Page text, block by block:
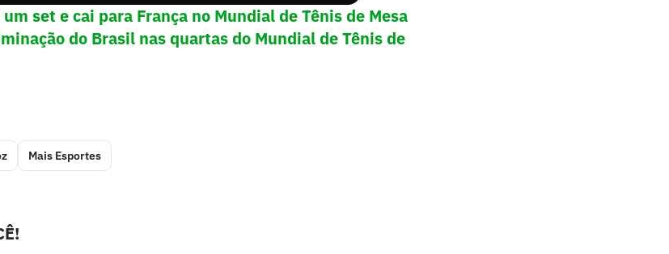
set e cai para França no Mundial de Tênis de Mesa
do Brasil nas quartas do Mundial de Tênis de
Mais Esportes